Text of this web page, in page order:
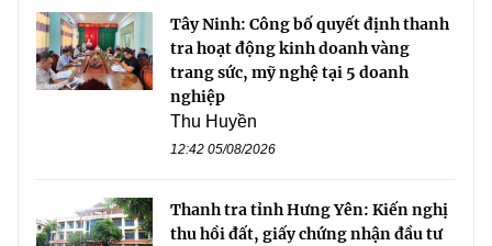
Tây Ninh: Công bố quyết định thanh
tra hoạt động kinh doanh vàng
trang sức, mỹ nghệ tại 5 doanh
nghiệp
Thu Huyền
12:42 05/08/2026
Thanh tra tỉnh Hưng Yên: Kiến nghị
thu hồi đất, giấy chứng nhận đầu tư